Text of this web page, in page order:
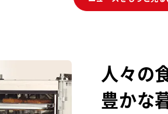
人々の
豊かな